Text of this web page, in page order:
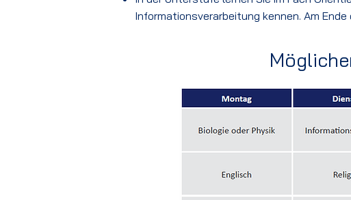
Informationsverarbeitung kennen. Am